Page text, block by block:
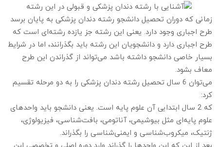
زمانی که دوران تحصیل دانشجو رشته دندان پزشکی به پایان برسد
طرح اجباری وجود دارد. یعنی این رشته جز یازده رشته‌ای است که
طرح اجباری دارد و دانشجویان این رشته باید بگذرانند، اما در شرایط
بسیار خاصی دانشجو داشته باشد می‌تواند از گذراندن این طرح
معاف بشود.
می‌توان 6 سال تحصیل رشته دندان پزشکی را به دو مرحله تقسیم
کرد:
که 2 سال ابتدایی آن علوم پایه است. یعنی دانشجو باید واحدهای
علوم پایه‌ای مثل بیوشیمی، آناتومی، بافت‌شناسی، فیزیولوژی،
ژنتیک، میکروب‌شناسی و ایمنی‌شناسی را بگذراند.